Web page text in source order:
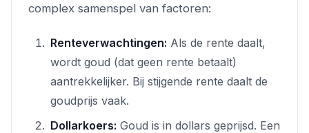
complex samenspel van factoren:
Renteverwachtingen: Als de rente daalt,
wordt goud (dat geen rente betaalt)
aantrekkelijker. Bij stijgende rente daalt de
goudprijs vaak.
Dollarkoers: Goud is in dollars geprijsd. Een